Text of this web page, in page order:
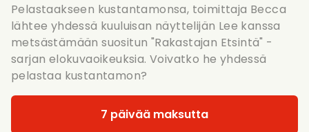
Pelastaakseen kustantamonsa, toimittaja Becca
lähtee yhdessä kuuluisan näyttelijän Lee kanssa
metsästämään suositun "Rakastajan Etsintä" -
sarjan elokuvaoikeuksia. Voivatko he yhdessä
pelastaa kustantamon?
7 päivää maksutta